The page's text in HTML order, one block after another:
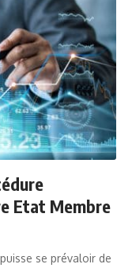
Etat Membre
se prévaloir de